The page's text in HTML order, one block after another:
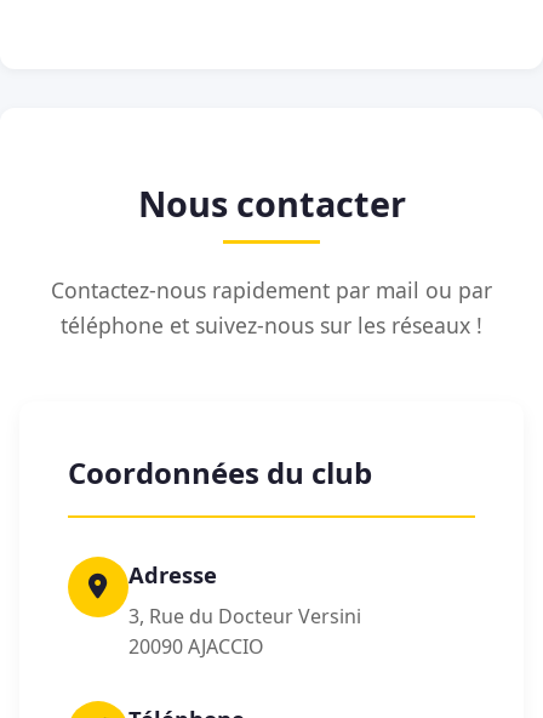
Nous contacter
Contactez-nous rapidement par mail ou par
téléphone et suivez-nous sur les réseaux !
Coordonnées du club
Adresse
3, Rue du Docteur Versini
20090 AJACCIO